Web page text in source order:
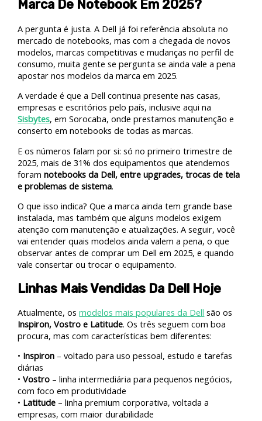
Marca De Notebook Em 2025?
A pergunta é justa. A Dell já foi referência absoluta no
mercado de notebooks, mas com a chegada de novos
modelos, marcas competitivas e mudanças no perfil de
consumo, muita gente se pergunta se ainda vale a pena
apostar nos modelos da marca em 2025.
A verdade é que a Dell continua presente nas casas,
empresas e escritórios pelo país, inclusive aqui na
Sisbytes, em Sorocaba, onde prestamos manutenção e
conserto em notebooks de todas as marcas.
E os números falam por si: só no primeiro trimestre de
2025, mais de 31% dos equipamentos que atendemos
foramnotebooks da Dell, entre upgrades, trocas de tela
e problemas de sistema.
O que isso indica? Que a marca ainda tem grande base
instalada, mas também que alguns modelos exigem
atenção com manutenção e atualizações. A seguir, você
vai entender quais modelos ainda valem a pena, o que
observar antes de comprar um Dell em 2025, e quando
vale consertar ou trocar o equipamento.
Linhas Mais Vendidas Da Dell Hoje
Atualmente, osmodelos mais populares da Dell são os
Inspiron, Vostro e Latitude. Os três seguem com boa
procura, mas com características bem diferentes:
• Inspiron – voltado para uso pessoal, estudo e tarefas
diárias
•Vostro – linha intermediária para pequenos negócios,
com foco em produtividade
• Latitude – linha premium corporativa, voltada a
empresas, com maior durabilidade